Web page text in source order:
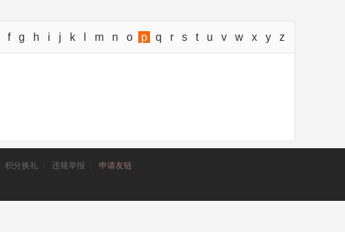
f g h i j k m n o p q r s t u v w x y z
积分换礼 违规举报
申请友链